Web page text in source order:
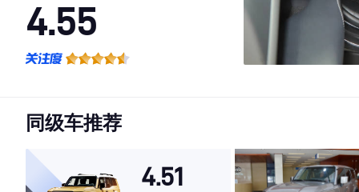
4.55
·空间表现一般，低于74%同级车
同级车推荐
4.51